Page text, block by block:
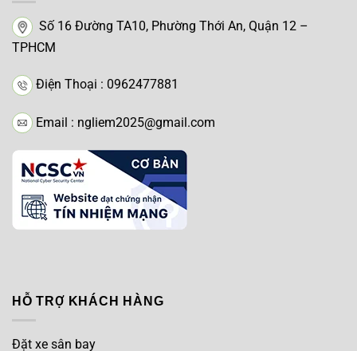
Số 16 Đường TA10, Phường Thới An, Quận 12 –
TPHCM
Điện Thoại : 0962477881
Email : ngliem2025@gmail.com
HỖ TRỢ KHÁCH HÀNG
Đặt xe sân bay